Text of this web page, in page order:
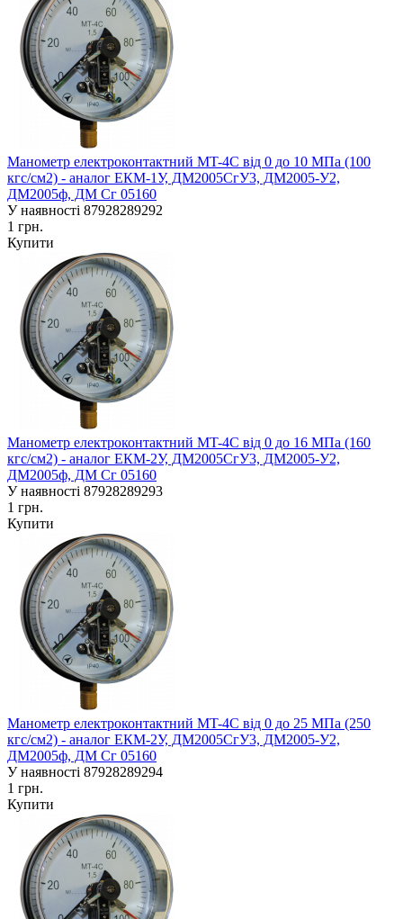
Манометр електроконтактний MT-4C від 0 до 10 МПа (100
кгс/см2) - аналог ЕКM-1У, ДМ2005СгУ3, ДМ2005-У2,
ДМ2005ф, ДМ Сг 05160
У наявності 87928289292
1 грн.
Купити
Манометр електроконтактний MT-4C від 0 до 16 МПа (160
кгс/см2) - аналог ЕКM-2У, ДМ2005СгУ3, ДМ2005-У2,
ДМ2005ф, ДМ Сг 05160
У наявності 87928289293
1 грн.
Купити
Манометр електроконтактний MT-4C від 0 до 25 МПа (250
кгс/см2) - аналог ЕКM-2У, ДМ2005СгУ3, ДМ2005-У2,
ДМ2005ф, ДМ Сг 05160
У наявності 87928289294
1 грн.
Купити